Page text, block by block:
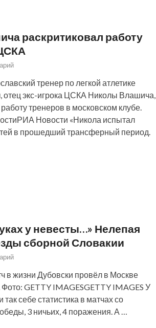
раскритиковал работу
тренер по легкой атлетике
экс-игрока ЦСКА Николы Влашича,
тренеров в московском клубе.
Новости «Никола испытал
в прошедший трансферный период.
у невесты…» Нелепая
сборной Словакии
в жизни Дубовски провёл в Москве
Фото: GETTY IMAGESGETTY IMAGES У
себе статистика в матчах со
3 ничьих, 4 поражения. А …